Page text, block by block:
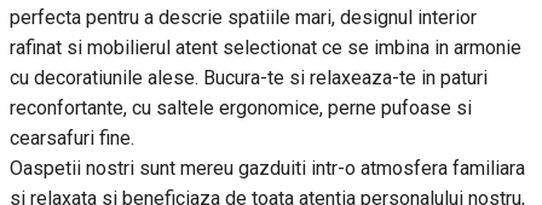
perfecta pentru a descrie spatiile mari, designul interior
rafinat si mobilierul atent selectionat ce se imbina in armonie
cu decoratiunile alese. Bucura-te si relaxeaza-te in paturi
reconfortante, cu saltele ergonomice, perne pufoase si
cearsafuri fine.
Oaspetii nostri sunt mereu gazduiti intr-o atmosfera familiara
si relaxata si beneficiaza de toata atentia personalului nostru,